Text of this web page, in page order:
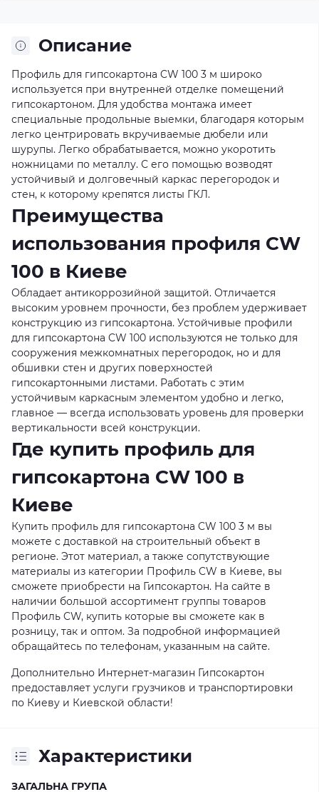
Описание
Профиль для гипсокартона CW 100 3 м широко
используется при внутренней отделке помещений
гипсокартоном. Для удобства монтажа имеет
специальные продольные выемки, благодаря которым
легко центрировать вкручиваемые дюбели или
шурупы. Легко обрабатывается, можно укоротить
ножницами по металлу. С его помощью возводят
устойчивый и долговечный каркас перегородок и
стен, к которому крепятся листы ГКЛ.
Преимущества
использования профиля CW
100 в Киеве
Обладает антикоррозийной защитой. Отличается
высоким уровнем прочности, без проблем удерживает
конструкцию из гипсокартона. Устойчивые профили
для гипсокартона CW 100 используются не только для
сооружения межкомнатных перегородок, но и для
обшивки стен и других поверхностей
гипсокартонными листами. Работать с этим
устойчивым каркасным элементом удобно и легко,
главное — всегда использовать уровень для проверки
вертикальности всей конструкции.
Где купить профиль для
гипсокартона CW 100 в
Киеве
Купить профиль для гипсокартона CW 100 3 м вы
можете с доставкой на строительный объект в
регионе. Этот материал, а также сопутствующие
материалы из категории Профиль CW в Киеве, вы
сможете приобрести на Гипсокартон. На сайте в
наличии большой ассортимент группы товаров
Профиль CW, купить которые вы сможете как в
розницу, так и оптом. За подробной информацией
обращайтесь по телефонам, указанным на сайте.
Дополнительно Интернет-магазин Гипсокартон
предоставляет услуги грузчиков и транспортировки
по Киеву и Киевской области!
Характеристики
ЗАГАЛЬНА ГРУПА